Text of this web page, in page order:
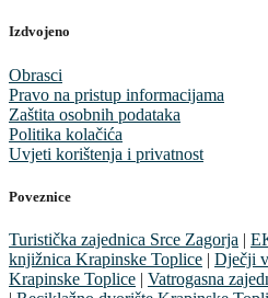
Izdvojeno
Obrasci
Pravo na pristup informacijama
Zaštita osobnih podataka
Politika kolačića
Uvjeti korištenja i privatnost
Poveznice
Turistička zajednica Srce Zagorja |
knjižnica Krapinske Toplice | Dječji
Krapinske Toplice | Vatrogasna